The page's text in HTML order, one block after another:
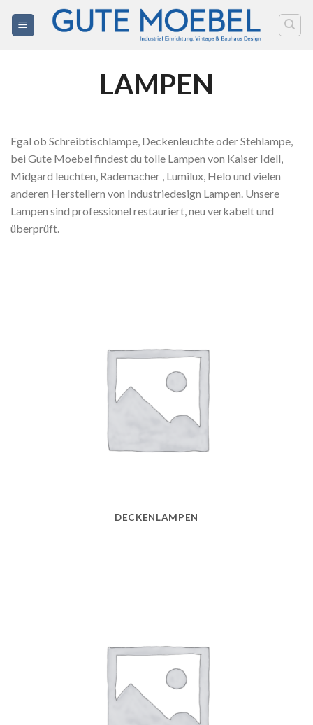
Inhalt
LAMPEN
Egal ob Schreibtischlampe, Deckenleuchte oder Stehlampe,
bei Gute Moebel findest du tolle Lampen von Kaiser Idell,
Midgard leuchten, Rademacher , Lumilux, Helo und vielen
anderen Herstellern von Industriedesign Lampen. Unsere
Lampen sind professionel restauriert, neu verkabelt und
überprüft.
DECKENLAMPEN